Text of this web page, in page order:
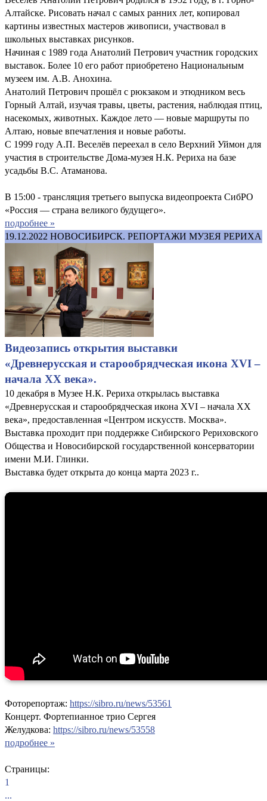
Алтайске. Рисовать начал с самых ранних лет, копировал
картины известных мастеров живописи, участвовал в
школьных выставках рисунков.
Начиная с 1989 года Анатолий Петрович участник городских
выставок. Более 10 его работ приобретено Национальным
музеем им. А.В. Анохина.
Анатолий Петрович прошёл с рюкзаком и этюдником весь
Горный Алтай, изучая травы, цветы, растения, наблюдая птиц,
насекомых, животных. Каждое лето — новые маршруты по
Алтаю, новые впечатления и новые работы.
С 1999 году А.П. Веселёв переехал в село Верхний Уймон для
участия в строительстве Дома-музея Н.К. Рериха на базе
усадьбы В.С. Атаманова.
В 15:00 - трансляция третьего выпуска видеопроекта СибРО
«Россия — страна великого будущего».
подробнее »
19.12.2022 НОВОСИБИРСК. РЕПОРТАЖИ МУЗЕЯ РЕРИХА
Видеозапись открытия выставки
«Древнерусская и старообрядческая икона XVI –
начала XX века».
10 декабря в Музее Н.К. Рериха открылась выставка
«Древнерусская и старообрядческая икона XVI – начала XX
века», предоставленная «Центром искусств. Москва».
Выставка проходит при поддержке Сибирского Рериховского
Общества и Новосибирской государственной консерватории
имени М.И. Глинки.
Выставка будет открыта до конца марта 2023 г..
Фоторепортаж: https://sibro.ru/news/53561
Концерт. Фортепианное трио Сергея
Желудкова: https://sibro.ru/news/53558
подробнее »
Страницы:
1
...